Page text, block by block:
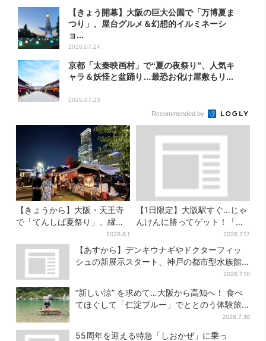
【きょう開幕】大阪の巨大公園で「万博夏ま
つり」、屋台グルメ＆幻想的イルミネーシ
ョ...
2026.07.24
京都「太秦映画村」で“夏の夜祭り”、人気キ
ャラ＆妖怪と盆踊り…最恐お化け屋敷もリ...
2026.07.23
Recommended by
【きょうから】大阪・天王寺
で「てんしば夏祭り」、縁日
や盆踊り…涼しいスプラッシ
ュタイムも！2日間だけ
2026.8.1
【1日限定】大阪駅すぐ…じゃ
んけんに勝ってゲット！「阪
神タイガースうちわ」と「ス
イカ」の無料配布
2026.7.17
【あすから】デンキウナギやドクターフィッ
シュの新展示スタート、神戸の都市型水族館
2026.7.10
“新しい涼” を求めて…大阪から高知へ！ 食べ
てほぐして「仁淀ブルー」でととのう体験旅
2026.7.30
55周年を迎える特急「しおかぜ」に乗っ